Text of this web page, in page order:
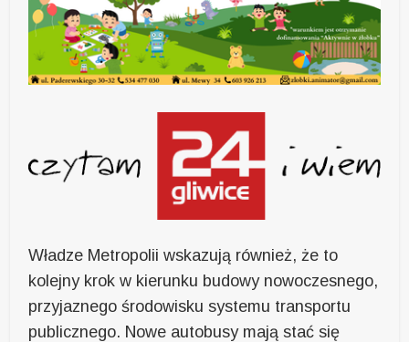
Władze Metropolii wskazują również, że to
kolejny krok w kierunku budowy nowoczesnego,
przyjaznego środowisku systemu transportu
publicznego. Nowe autobusy mają stać się